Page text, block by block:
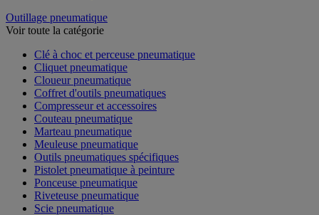
Outillage pneumatique
Voir toute la catégorie
Clé à choc et perceuse pneumatique
Cliquet pneumatique
Cloueur pneumatique
Coffret d'outils pneumatiques
Compresseur et accessoires
Couteau pneumatique
Marteau pneumatique
Meuleuse pneumatique
Outils pneumatiques spécifiques
Pistolet pneumatique à peinture
Ponceuse pneumatique
Riveteuse pneumatique
Scie pneumatique